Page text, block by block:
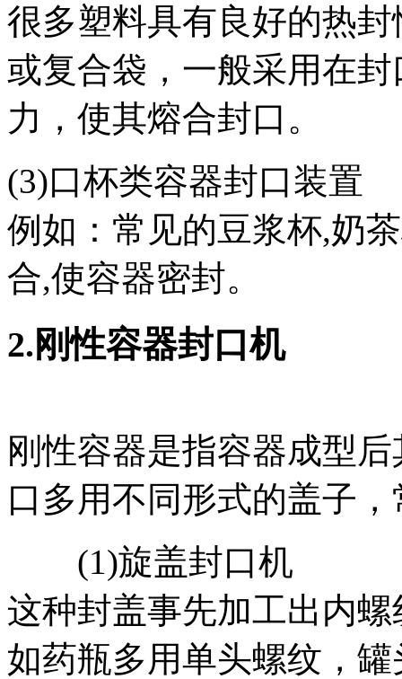
很多塑料具有良好的热
或复合袋，一般采用在
力，使其熔合封口。
(3)口杯类容器封口装置
例如：常见的豆浆杯,奶
合,使容器密封。
2.刚性容器封口机
刚性容器是指容器成型
口多用不同形式的盖子
(1)旋盖封口机
这种封盖事先加工出内
如药瓶多用单头螺纹，